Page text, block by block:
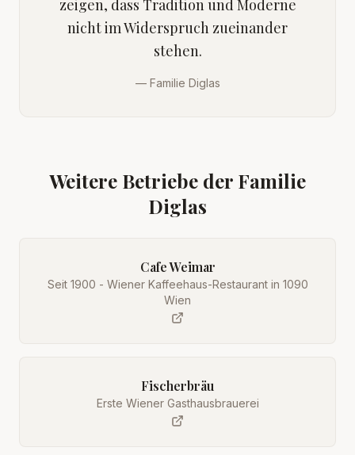
zeigen, dass Tradition und Moderne
nicht im Widerspruch zueinander
stehen.
— Familie Diglas
Weitere Betriebe der Familie
Diglas
Cafe Weimar
Seit 1900 - Wiener Kaffeehaus-Restaurant in 1090
Wien
Fischerbräu
Erste Wiener Gasthausbrauerei